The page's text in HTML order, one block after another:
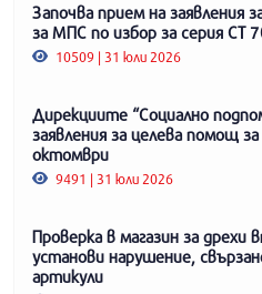
Започва прием на заявления
за МПС по избор за серия СТ
10509 | 31 юли 2026
Дирекциите “Социално
заявления за целева помощ
октомври
9491 | 31 юли 2026
Проверка в магазин за дрехи
установи нарушение,
артикули